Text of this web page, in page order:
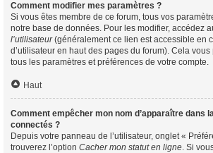
Comment modifier mes paramètres ?
Si vous êtes membre de ce forum, tous vos
notre base de données. Pour les modifier, accédez
l’utilisateur(généralement ce lien est accessible en
d’utilisateur en haut des pages du forum). Cela
tous les paramètres et préférences de votre compte.
Haut
Comment empêcher mon nom d’apparaître dans
connectés ?
Depuis votre panneau de l’utilisateur, onglet «
trouverez l’option Cacher mon statut en ligne. Si